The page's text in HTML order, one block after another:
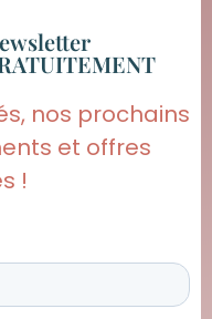
nos prochains
et offres
!